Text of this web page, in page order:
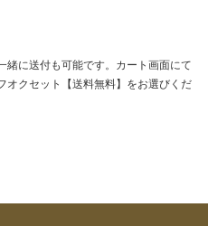
緒に送付も可能です。カート画面にて
オクセット【送料無料】をお選びくだ